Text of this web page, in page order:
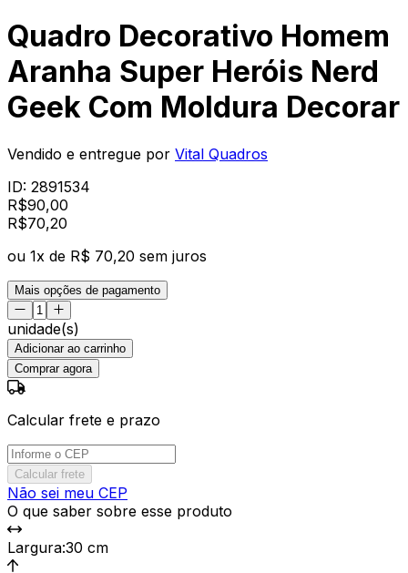
Quadro Decorativo Homem
Aranha Super Heróis Nerd
Geek Com Moldura Decorar
Vendido e entregue por Vital Quadros
ID: 2891534
R$90,00
R$70,20
ou 1x de R$ 70,20 sem juros
Mais opções de pagamento
unidade(s)
Adicionar ao carrinho
Comprar agora
Calcular frete e prazo
Calcular frete
Não sei meu CEP
O que saber sobre esse produto
Largura:30 cm